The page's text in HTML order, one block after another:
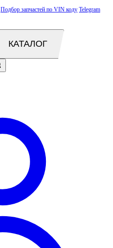
Подбор запчастей по VIN коду Telegram
КАТАЛОГ